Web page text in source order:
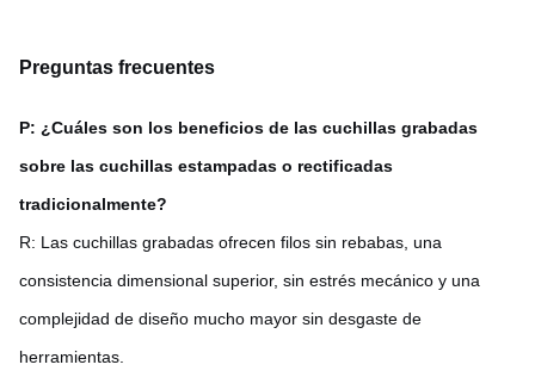
Preguntas frecuentes
P: ¿Cuáles son los beneficios de las cuchillas grabadas
sobre las cuchillas estampadas o rectificadas
tradicionalmente?
R: Las cuchillas grabadas ofrecen filos sin rebabas, una
consistencia dimensional superior, sin estrés mecánico y una
complejidad de diseño mucho mayor sin desgaste de
herramientas.